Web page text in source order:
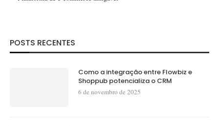
POSTS RECENTES
Como a integração entre Flowbiz e
Shoppub potencializa o CRM
6 de novembro de 2025